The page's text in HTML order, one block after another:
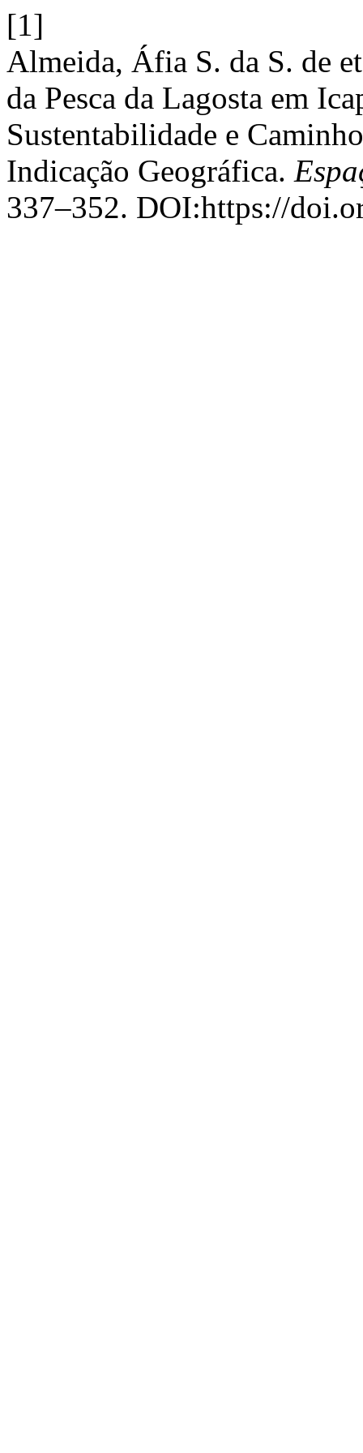
[1]
Almeida, Áfia S. da S. de
da Pesca da Lagosta em
Sustentabilidade e
Indicação Geográfica.
337–352. DOI:https://